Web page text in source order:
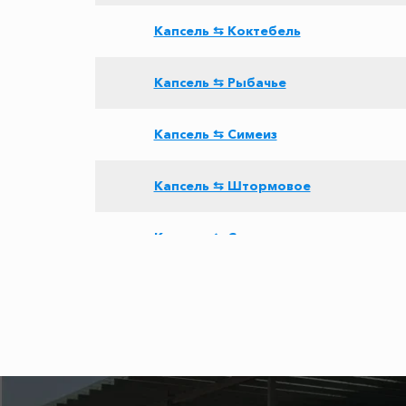
Капсель ⇆ Коктебель
Капсель ⇆ Рыбачье
Капсель ⇆ Симеиз
Капсель ⇆ Штормовое
Капсель ⇆ Сукко
Капсель ⇆ аэропорт Сочи